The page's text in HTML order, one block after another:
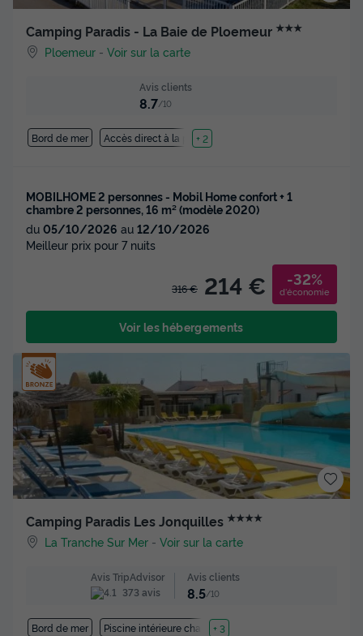
Camping Paradis - La Baie de Ploemeur ★★★
Ploemeur -Voir sur la carte
Avis clients
8.7/10
Bord de mer Accès direct à la plage
+ 2
MOBILHOME 2 personnes - Mobil Home confort + 1
chambre 2 personnes, 16 m² (modèle 2020)
du 05/10/2026 au 12/10/2026
Meilleur prix pour 7 nuits
316 € 214 € -32%
d'économie
Voir les hébergements
Camping Paradis Les Jonquilles ★★★★
La Tranche Sur Mer -Voir sur la carte
Avis TripAdvisor
373 avis
Avis clients
8.5/10
Bord de mer Piscine intérieure chauffée
+ 3